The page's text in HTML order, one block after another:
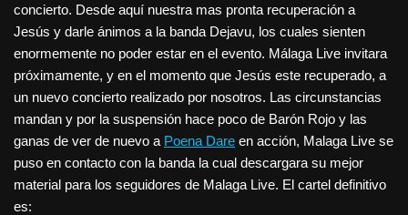
concierto. Desde aquí nuestra mas pronta recuperación a
Jesús y darle ánimos a la banda Dejavu, los cuales sienten
enormemente no poder estar en el evento. Málaga Live invitara
próximamente, y en el momento que Jesús este recuperado, a
un nuevo concierto realizado por nosotros. Las circunstancias
mandan y por la suspensión hace poco de Barón Rojo y las
ganas de ver de nuevo a Poena Dare en acción, Malaga Live se
puso en contacto con la banda la cual descargara su mejor
material para los seguidores de Malaga Live. El cartel definitivo
es: